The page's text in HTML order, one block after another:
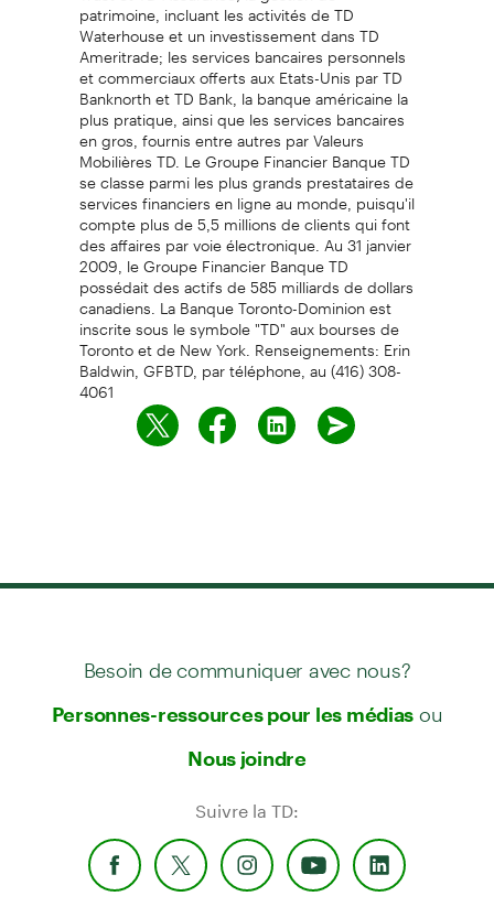
patrimoine, incluant les activités de TD
Waterhouse et un investissement dans TD
Ameritrade; les services bancaires personnels
et commerciaux offerts aux Etats-Unis par TD
Banknorth et TD Bank, la banque américaine la
plus pratique, ainsi que les services bancaires
en gros, fournis entre autres par Valeurs
Mobilières TD. Le Groupe Financier Banque TD
se classe parmi les plus grands prestataires de
services financiers en ligne au monde, puisqu'il
compte plus de 5,5 millions de clients qui font
des affaires par voie électronique. Au 31 janvier
2009, le Groupe Financier Banque TD
possédait des actifs de 585 milliards de dollars
canadiens. La Banque Toronto-Dominion est
inscrite sous le symbole "TD" aux bourses de
Toronto et de New York. Renseignements: Erin
Baldwin, GFBTD, par téléphone, au (416) 308-
4061
Besoin de communiquer avec nous?
Personnes-ressources pour les médias ou
Nous joindre
Suivre la TD: